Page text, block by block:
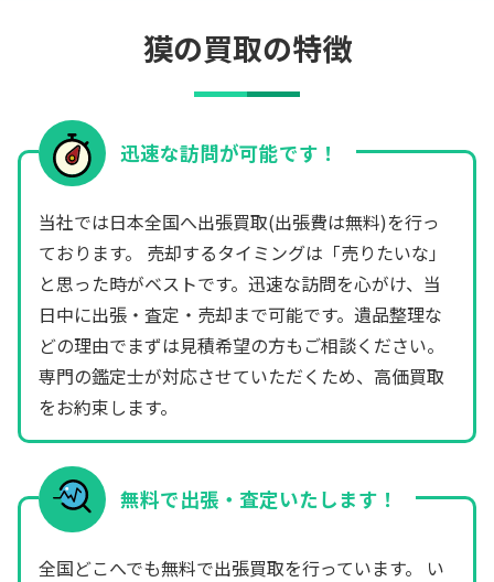
獏の買取の特徴
迅速な訪問が可能です！
当社では日本全国へ出張買取(出張費は無料)を行っ
ております。 売却するタイミングは「売りたいな」
と思った時がベストです。迅速な訪問を心がけ、当
日中に出張・査定・売却まで可能です。遺品整理な
どの理由でまずは見積希望の方もご相談ください。
専門の鑑定士が対応させていただくため、高価買取
をお約束します。
無料で出張・査定いたします！
全国どこへでも無料で出張買取を行っています。 い